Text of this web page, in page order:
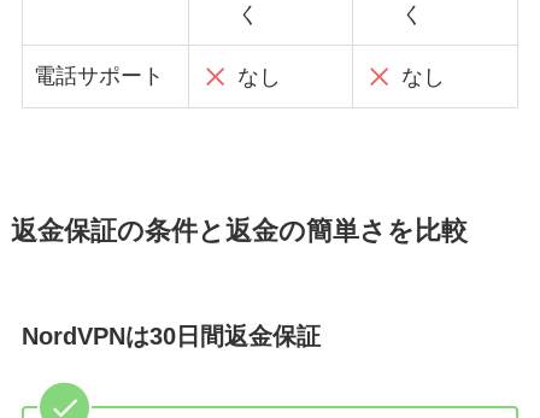
く
く
電話サポート なし なし
返金保証の条件と返金の簡単さを比較
NordVPNは30日間返金保証